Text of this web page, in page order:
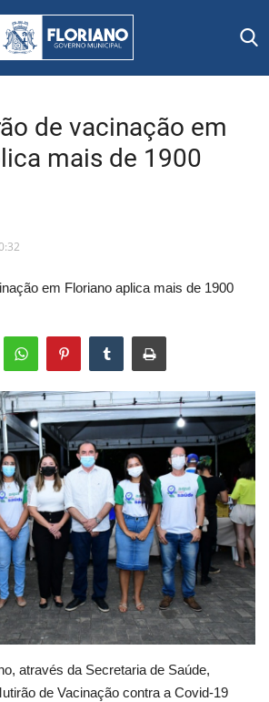
de vacinação em
mais de 1900
em Floriano aplica mais de 1900
através da Secretaria de Saúde,
de Vacinação contra a Covid-19